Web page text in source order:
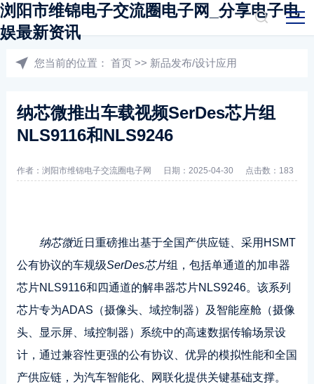
浏阳市维锦电子交流圈电子网_分享电子电
娱最新资讯
您当前的位置： 首页 >> 新品发布/设计应用
纳芯微推出车载视频SerDes芯片组
NLS9116和NLS9246
作者：浏阳市维锦电子交流圈电子网 日期：2025-04-30 点击数：183
纳芯微近日重磅推出基于全国产供应链、采用HSMT
公有协议的车规级SerDes芯片组，包括单通道的加串器
芯片NLS9116和四通道的解串器芯片NLS9246。该系列
芯片专为ADAS（摄像头、域控制器）及智能座舱（摄像
头、显示屏、域控制器）系统中的高速数据传输场景设
计，通过兼容性更强的公有协议、优异的模拟性能和全国
产供应链，为汽车智能化、网联化提供关键基础支撑。